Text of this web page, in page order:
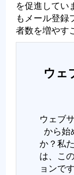
を促進してい
もメール登録
者数を増やす
ウェ
ウェブ
から始
か？私
は、こ
ョンで